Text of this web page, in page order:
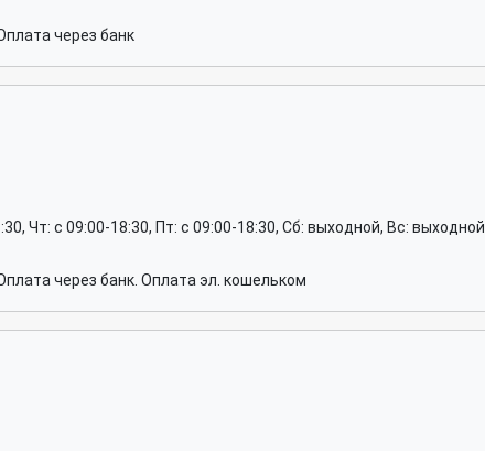
через банк
Чт: c 09:00-18:30, Пт: c 09:00-18:30, Сб: выходной, Вс: выходной
через банк. Оплата эл. кошельком